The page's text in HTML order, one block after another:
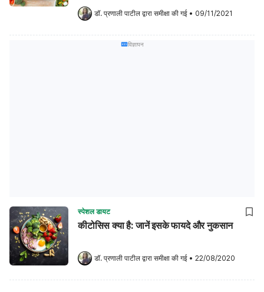
डॉ. प्रणाली पाटील द्वारा समीक्षा की गई • 09/11/2021
विज्ञापन
स्पेशल डायट
कीटोसिस क्या है: जानें इसके फायदे और नुकसान
डॉ. प्रणाली पाटील द्वारा समीक्षा की गई • 22/08/2020